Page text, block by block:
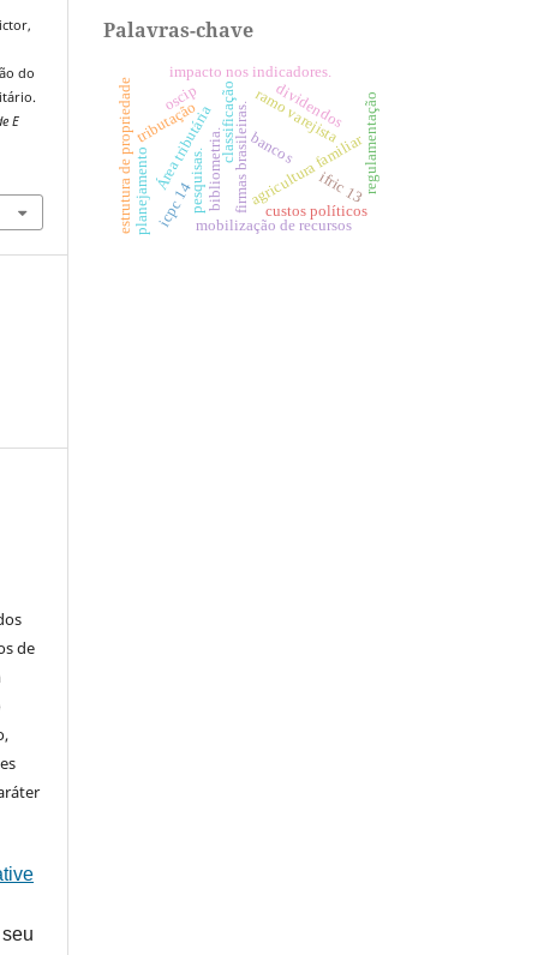
do
E
de
Palavras-chave
classificação
Área tributária
tributação
estrutura de propriedade firmas brasileiras.agricultura familiar
bibliometria. bancos
impacto nos indicadores.
regulamentação
pesquisas.
mobilização de recursos
oscip ramo varejista
custos políticos
ifric 13
planejamento icpc 14
dividendos